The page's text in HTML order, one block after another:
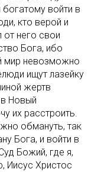
войти в
кто верой и
от него свои
Бога, ибо
мир невозможно
ищут лазейку
жертв
Новый
их расстроить.
обмануть, так
Бога, и войти в
Божий, где я,
Иисус Христос